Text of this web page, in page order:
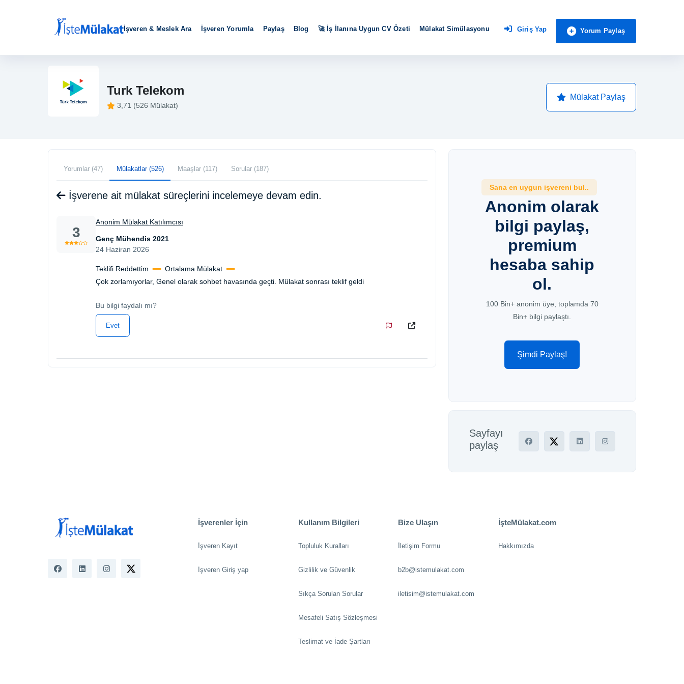
İşveren & Meslek Ara İşveren Yorumla Paylaş Blog 🚀 İş İlanına Uygun CV Özeti Mülakat Simülasyonu Giriş Yap Yorum Paylaş
Turk Telekom
3,71 (526 Mülakat)
Mülakat Paylaş
Yorumlar (47) Mülakatlar (526) Maaşlar (117) Sorular (187)
İşverene ait mülakat süreçlerini incelemeye devam edin.
3
Anonim Mülakat Katılımcısı
Genç Mühendis 2021
24 Haziran 2026
Teklifi Reddettim
Ortalama Mülakat
Çok zorlamıyorlar, Genel olarak sohbet havasında geçti. Mülakat sonrası teklif geldi
Bu bilgi faydalı mı?
Evet
Sana en uygun işvereni bul..
Anonim olarak
bilgi paylaş,
premium
hesaba sahip
ol.
100 Bin+ anonim üye, toplamda 70
Bin+ bilgi paylaştı.
Şimdi Paylaş!
Sayfayı
paylaş
İşverenler İçin
İşveren Kayıt
İşveren Giriş yap
Kullanım Bilgileri
Topluluk Kuralları
Gizlilik ve Güvenlik
Sıkça Sorulan Sorular
Mesafeli Satış Sözleşmesi
Teslimat ve İade Şartları
Bize Ulaşın
İletişim Formu
b2b@istemulakat.com
iletisim@istemulakat.com
İşteMülakat.com
Hakkımızda